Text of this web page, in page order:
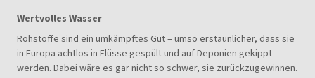
Wertvolles Wasser
Rohstoffe sind ein umkämpftes Gut – umso erstaunlicher, dass sie
in Europa achtlos in Flüsse gespült und auf Deponien gekippt
werden. Dabei wäre es gar nicht so schwer, sie zurückzugewinnen.